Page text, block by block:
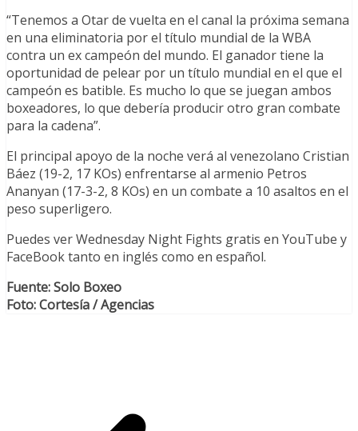
“Tenemos a Otar de vuelta en el canal la próxima semana
en una eliminatoria por el título mundial de la WBA
contra un ex campeón del mundo. El ganador tiene la
oportunidad de pelear por un título mundial en el que el
campeón es batible. Es mucho lo que se juegan ambos
boxeadores, lo que debería producir otro gran combate
para la cadena”.
El principal apoyo de la noche verá al venezolano Cristian
Báez (19-2, 17 KOs) enfrentarse al armenio Petros
Ananyan (17-3-2, 8 KOs) en un combate a 10 asaltos en el
peso superligero.
Puedes ver Wednesday Night Fights gratis en YouTube y
FaceBook tanto en inglés como en español.
Fuente: Solo Boxeo
Foto: Cortesía / Agencias